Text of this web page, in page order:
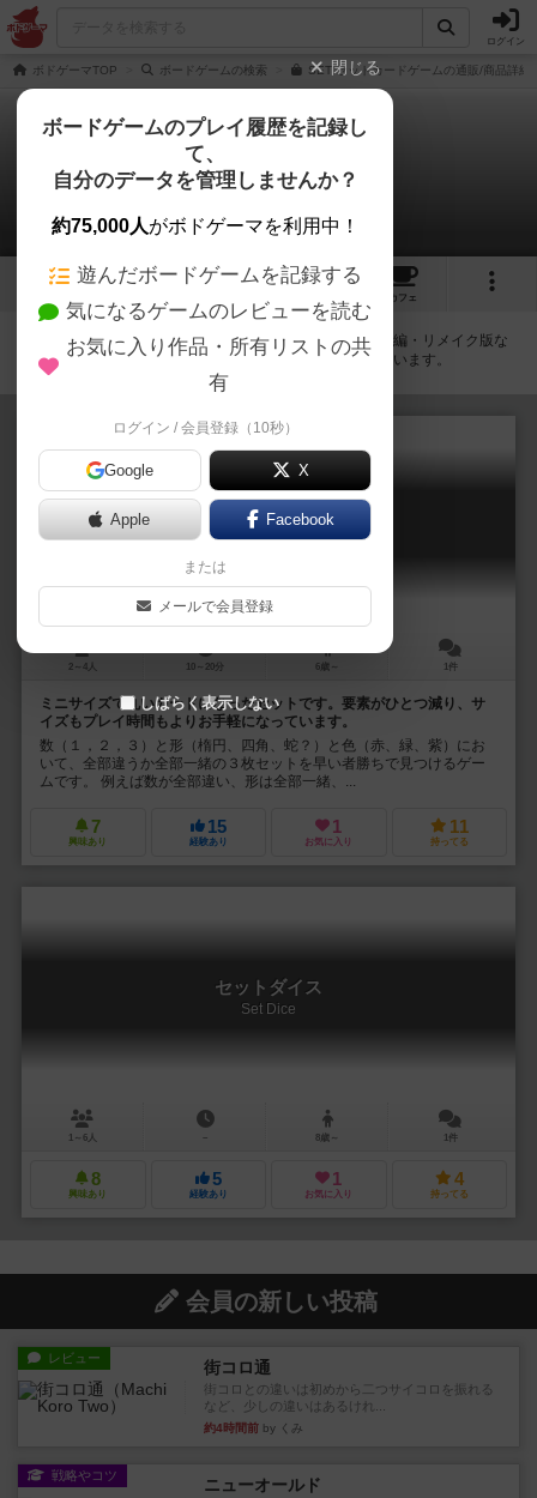
ログイン
ボドゲーマTOP ボードゲームの検索 SET セットカードゲームの通販/商品詳細
セット
拡張/関連作品 2件
5 9
カフェ
セットに紐付いているボードゲーム一覧です。拡張版・続編・リメイク版な
どの同じシリーズを中心に、関連性の強い作品をまとめています。
セットミニラウンド
SET Mini Round
2～4人 10～20分 6歳～ 1件
ミニサイズで丸いカードになったセットです。要素がひとつ減り、サ
イズもプレイ時間もよりお手軽になっています。
数（１，２，３）と形（楕円、四角、蛇？）と色（赤、緑、紫）にお
いて、全部違うか全部一緒の３枚セットを早い者勝ちで見つけるゲー
ムです。 例えば数が全部違い、形は全部一緒、...
7
興味あり
15
経験あり
1
お気に入り
11
持ってる
セットダイス
Set Dice
1～6人 － 8歳～ 1件
8
興味あり
5
経験あり
1
お気に入り
4
持ってる
会員の新しい投稿
レビュー 街コロ通
街コロとの違いは初めから二つサイコロを振れる
など、少しの違いはあるけれ...
約4時間前 by くみ
戦略やコツ ニューオールド
閉じる
ボードゲームのプレイ履歴を記録し
て、
自分のデータを管理しませんか？
約75,000人がボドゲーマを利用中！
遊んだボードゲームを記録する
気になるゲームのレビューを読む
お気に入り作品・所有リストの共
有
ログイン / 会員登録（10秒）
Google X
Apple Facebook
または
メールで会員登録
しばらく表示しない